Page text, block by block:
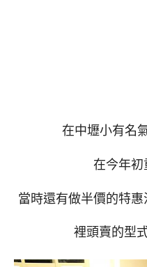
在中壢小有名
在今年初
當時還有做半價的特
裡頭賣的型